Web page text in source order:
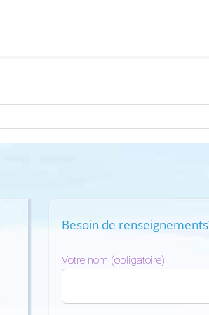
Besoin de
Votre nom (obligatoire)